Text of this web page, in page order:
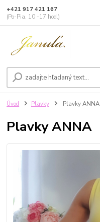
+421 917 421 167
(Po-Pia, 10 -17 hod.)
Úvod Plavky Plavky ANNA
Plavky ANNA